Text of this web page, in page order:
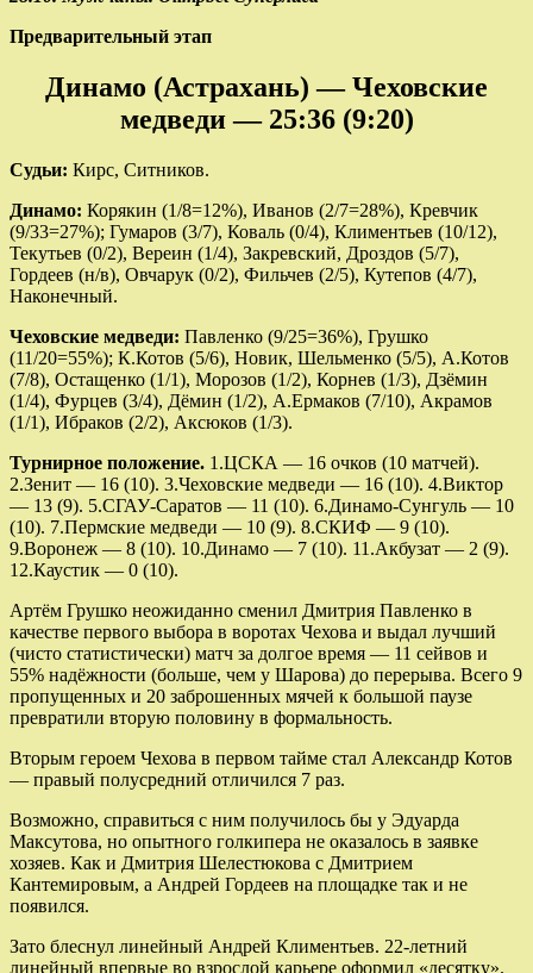
Предварительный этап
Динамо (Астрахань) — Чеховские
медведи — 25:36 (9:20)
Судьи: Кирс, Ситников.
Динамо: Корякин (1/8=12%), Иванов (2/7=28%), Кревчик
(9/33=27%); Гумаров (3/7), Коваль (0/4), Климентьев (10/12),
Текутьев (0/2), Вереин (1/4), Закревский, Дроздов (5/7),
Гордеев (н/в), Овчарук (0/2), Фильчев (2/5), Кутепов (4/7),
Наконечный.
Чеховские медведи: Павленко (9/25=36%), Грушко
(11/20=55%); К.Котов (5/6), Новик, Шельменко (5/5), А.Котов
(7/8), Остащенко (1/1), Морозов (1/2), Корнев (1/3), Дзёмин
(1/4), Фурцев (3/4), Дёмин (1/2), А.Ермаков (7/10), Акрамов
(1/1), Ибраков (2/2), Аксюков (1/3).
Турнирное положение. 1.ЦСКА — 16 очков (10 матчей).
2.Зенит — 16 (10). 3.Чеховские медведи — 16 (10). 4.Виктор
— 13 (9). 5.СГАУ-Саратов — 11 (10). 6.Динамо-Сунгуль — 10
(10). 7.Пермские медведи — 10 (9). 8.СКИФ — 9 (10).
9.Воронеж — 8 (10). 10.Динамо — 7 (10). 11.Акбузат — 2 (9).
12.Каустик — 0 (10).
Артём Грушко неожиданно сменил Дмитрия Павленко в
качестве первого выбора в воротах Чехова и выдал лучший
(чисто статистически) матч за долгое время — 11 сейвов и
55% надёжности (больше, чем у Шарова) до перерыва. Всего 9
пропущенных и 20 заброшенных мячей к большой паузе
превратили вторую половину в формальность.
Вторым героем Чехова в первом тайме стал Александр Котов
— правый полусредний отличился 7 раз.
Возможно, справиться с ним получилось бы у Эдуарда
Максутова, но опытного голкипера не оказалось в заявке
хозяев. Как и Дмитрия Шелестюкова с Дмитрием
Кантемировым, а Андрей Гордеев на площадке так и не
появился.
Зато блеснул линейный Андрей Климентьев. 22-летний
линейный впервые во взрослой карьере оформил «десятку».